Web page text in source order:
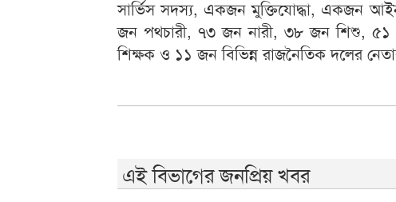
সার্ভিস সদস্য, একজন মুক্তিযোদ্ধা, একজন
জন পথচারী, ৭৩ জন নারী, ৩৮ জন শিশু, ৫১
শিক্ষক ও ১১ জন বিভিন্ন রাজনৈতিক দলের
এই বিভাগের জনপ্রিয় খবর